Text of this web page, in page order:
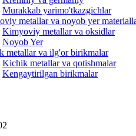
Murakkab yarimo'tkazgichlar
metallar va noyob yer
Kimyoviy metallar va oksidlar
Noyob Yer
metallar va ilg'or birikmalar
Kichik metallar va qotishmalar
Kengaytirilgan birikmalar